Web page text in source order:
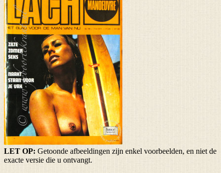
LET OP: Getoonde afbeeldingen zijn enkel voorbeelden, en niet de
exacte versie die u ontvangt.